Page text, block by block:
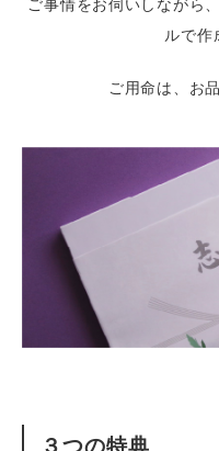
ご事情をお伺いしながら
ルで作
ご用命は、お
３つの特典